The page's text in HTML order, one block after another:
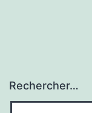
Rechercher…